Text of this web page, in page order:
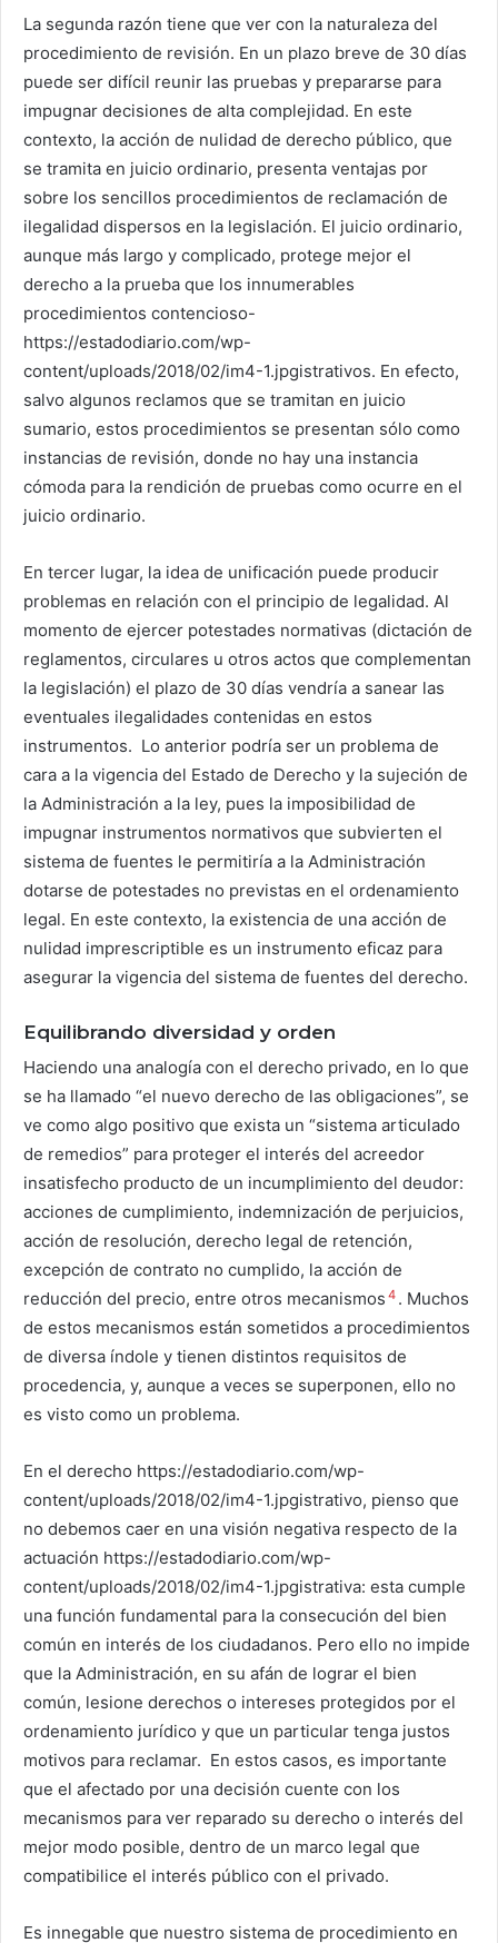
La segunda razón tiene que ver con la naturaleza del
procedimiento de revisión. En un plazo breve de 30 días
puede ser difícil reunir las pruebas y prepararse para
impugnar decisiones de alta complejidad. En este
contexto, la acción de nulidad de derecho público, que
se tramita en juicio ordinario, presenta ventajas por
sobre los sencillos procedimientos de reclamación de
ilegalidad dispersos en la legislación. El juicio ordinario,
aunque más largo y complicado, protege mejor el
derecho a la prueba que los innumerables
procedimientos contencioso-
https://estadodiario.com/wp-
content/uploads/2018/02/im4-1.jpgistrativos. En efecto,
salvo algunos reclamos que se tramitan en juicio
sumario, estos procedimientos se presentan sólo como
instancias de revisión, donde no hay una instancia
cómoda para la rendición de pruebas como ocurre en el
juicio ordinario.
En tercer lugar, la idea de unificación puede producir
problemas en relación con el principio de legalidad. Al
momento de ejercer potestades normativas (dictación de
reglamentos, circulares u otros actos que complementan
la legislación) el plazo de 30 días vendría a sanear las
eventuales ilegalidades contenidas en estos
instrumentos. Lo anterior podría ser un problema de
cara a la vigencia del Estado de Derecho y la sujeción de
la Administración a la ley, pues la imposibilidad de
impugnar instrumentos normativos que subvierten el
sistema de fuentes le permitiría a la Administración
dotarse de potestades no previstas en el ordenamiento
legal. En este contexto, la existencia de una acción de
nulidad imprescriptible es un instrumento eficaz para
asegurar la vigencia del sistema de fuentes del derecho.
Equilibrando diversidad y orden
Haciendo una analogía con el derecho privado, en lo que
se ha llamado “el nuevo derecho de las obligaciones”, se
ve como algo positivo que exista un “sistema articulado
de remedios” para proteger el interés del acreedor
insatisfecho producto de un incumplimiento del deudor:
acciones de cumplimiento, indemnización de perjuicios,
acción de resolución, derecho legal de retención,
excepción de contrato no cumplido, la acción de
reducción del precio, entre otros mecanismos 4 . Muchos
de estos mecanismos están sometidos a procedimientos
de diversa índole y tienen distintos requisitos de
procedencia, y, aunque a veces se superponen, ello no
es visto como un problema.
En el derecho https://estadodiario.com/wp-
content/uploads/2018/02/im4-1.jpgistrativo, pienso que
no debemos caer en una visión negativa respecto de la
actuación https://estadodiario.com/wp-
content/uploads/2018/02/im4-1.jpgistrativa: esta cumple
una función fundamental para la consecución del bien
común en interés de los ciudadanos. Pero ello no impide
que la Administración, en su afán de lograr el bien
común, lesione derechos o intereses protegidos por el
ordenamiento jurídico y que un particular tenga justos
motivos para reclamar. En estos casos, es importante
que el afectado por una decisión cuente con los
mecanismos para ver reparado su derecho o interés del
mejor modo posible, dentro de un marco legal que
compatibilice el interés público con el privado.
Es innegable que nuestro sistema de procedimiento en